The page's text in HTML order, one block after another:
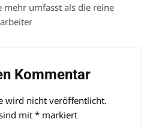
umfasst als die reine
Kommentar
wird nicht veröffentlicht.
mit * markiert